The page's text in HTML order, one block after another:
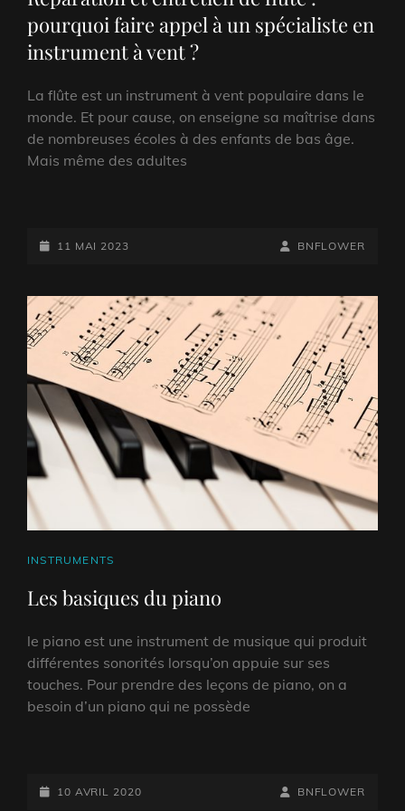
pourquoi faire appel à un spécialiste en
instrument à vent ?
La flûte est un instrument à vent populaire dans le
monde. Et pour cause, on enseigne sa maîtrise dans
de nombreuses écoles à des enfants de bas âge.
Mais même des adultes
POSTED-
11 MAI 2023
BY
BYLINE
BNFLOWER
CAT
INSTRUMENTS
Les basiques du piano
le piano est une instrument de musique qui produit
différentes sonorités lorsqu’on appuie sur ses
touches. Pour prendre des leçons de piano, on a
besoin d’un piano qui ne possède
POSTED-
10 AVRIL 2020
BY
BYLINE
BNFLOWER